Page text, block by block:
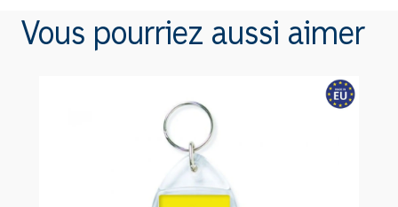
clé
Vous pourriez aussi aimer